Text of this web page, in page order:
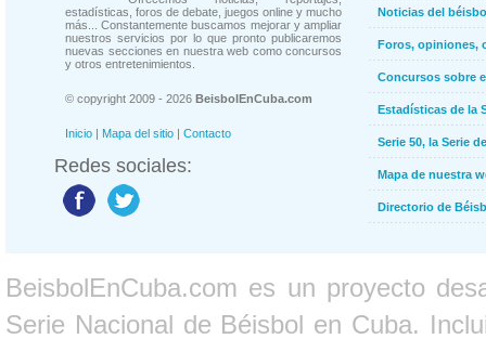
estadísticas, foros de debate, juegos online y mucho
más... Constantemente buscamos mejorar y ampliar
nuestros servicios por lo que pronto publicaremos
nuevas secciones en nuestra web como concursos
y otros entretenimientos.
© copyright 2009 - 2026 BeisbolEnCuba.com
Inicio | Mapa del sitio | Contacto
Redes sociales:
Noticias del
Foros, opiniones,
Concursos sobre
Estadísticas de la
Serie 50, la Serie
Mapa de nuestra
Directorio de
BeisbolEnCuba.com es un proyecto
Serie Nacional de Béisbol en Cuba.